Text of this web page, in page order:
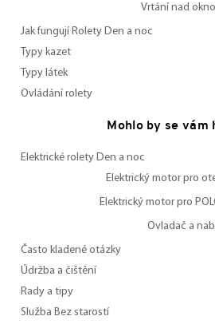
Vrtání nad
Jak fungují Rolety Den a noc
Typy kazet
Typy látek
Ovládání rolety
Mohlo by se vám
Elektrické rolety Den a noc
Elektrický motor pro
Elektrický motor pro
Ovladač a
Často kladené otázky
Údržba a čištění
Rady a tipy
Služba Bez starostí